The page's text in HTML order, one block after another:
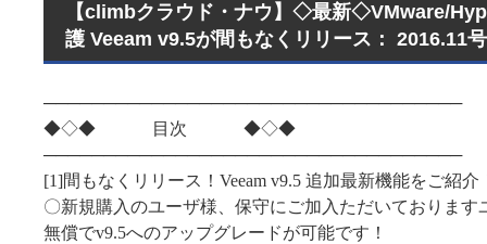
【climbクラウド・ナウ】◇最新◇VMware/
護 Veeam v9.5が間もなくリリース： 2016.11号
───────────────────────────────────
◆◇◆ 目次 ◆◇◆
───────────────────────────────────
[1]間もなくリリース！Veeam v9.5 追加最新機能をご紹介
〇新規購入のユーザ様、保守にご加入ただいております
無償でv9.5へのアップグレードが可能です！